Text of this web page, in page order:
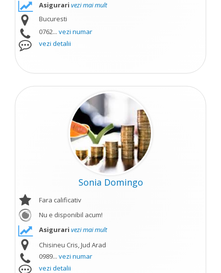
Asigurari vezi mai mult
Bucuresti
0762... vezi numar
vezi detalii
Sonia Domingo
Fara calificativ
Nu e disponibil acum!
Asigurari vezi mai mult
Chisineu Cris, Jud Arad
0989... vezi numar
vezi detalii